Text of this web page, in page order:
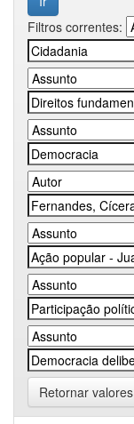
Filtros correntes:
Retornar valores